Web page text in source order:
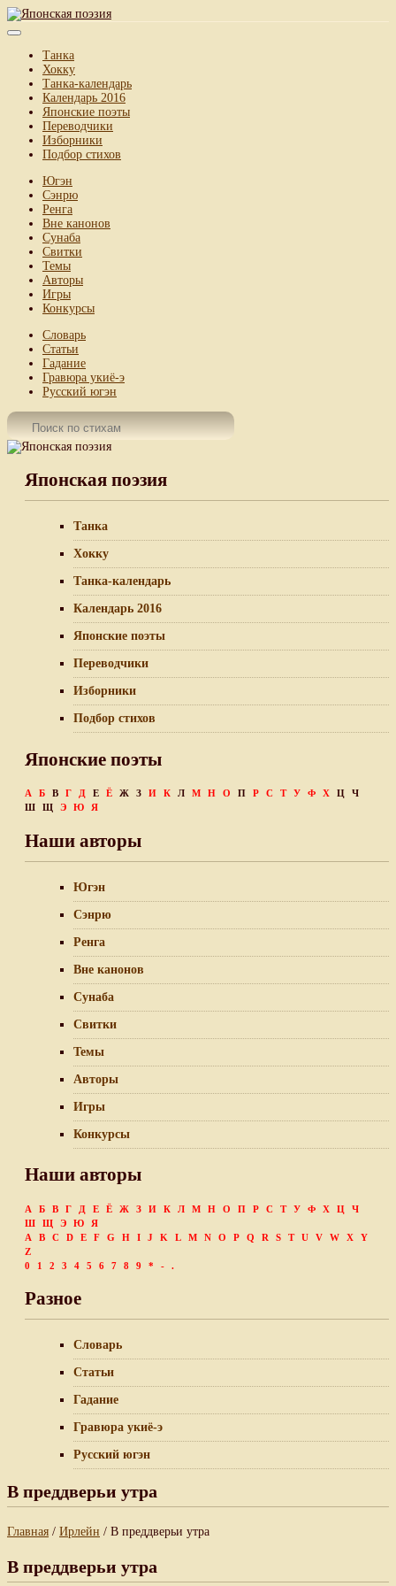
Танка
Хокку
Танка-календарь
Календарь 2016
Японские поэты
Переводчики
Изборники
Подбор стихов
Югэн
Сэнрю
Ренга
Вне канонов
Сунаба
Свитки
Темы
Авторы
Игры
Конкурсы
Словарь
Статьи
Гадание
Гравюра укиё-э
Русский югэн
Японская поэзия
Танка
Хокку
Танка-календарь
Календарь 2016
Японские поэты
Переводчики
Изборники
Подбор стихов
Японские поэты
А Б В Г Д Е Ё Ж З И К Л М Н О П Р С Т У Ф Х Ц
Ч
Ш
Щ Э Ю Я
Наши авторы
Югэн
Сэнрю
Ренга
Вне канонов
Сунаба
Свитки
Темы
Авторы
Игры
Конкурсы
Наши авторы
А Б В Г Д Е Ё Ж З И К Л М Н О П Р С Т У Ф Х Ц
Ч
Ш
Щ Э Ю
Я
A
B C D E F G H I J K L M N O P Q R S T U V W X
Y
Z
0
1 2 3 4 5 6 7 8 9 * - .
Разное
Словарь
Статьи
Гадание
Гравюра укиё-э
Русский югэн
В преддверьи утра
Главная / Ирлейн / В преддверьи утра
В преддверьи утра